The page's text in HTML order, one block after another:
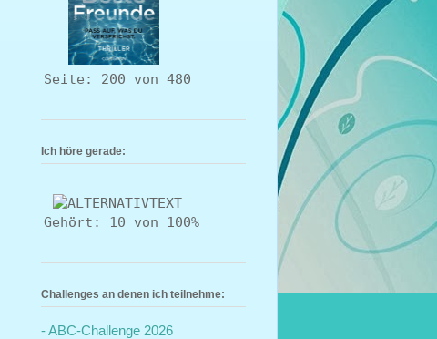
Seite: 200 von 480
Ich höre gerade:
Gehört: 10 von 100%
Challenges an denen ich teilnehme:
- ABC-Challenge 2026